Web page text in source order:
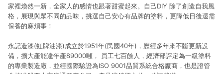
家裡煥然一新，全家人的感情也跟著甜蜜起來。自己DIY 除了創造自我風
格，展現與眾不同的品味，挑選自己安心有品牌的塗料，更降低日後還需
保養的麻煩事！
永記造漆(虹牌油漆)成立於1951年(民國40年)，歷經多年來不斷更新設
備，擴大產能達年產89000噸， 員工七百餘人，經濟部評定為一級塗料
的專業製造廠，並經國際驗證為ISO 9001品質系統合格廠商，也是證管